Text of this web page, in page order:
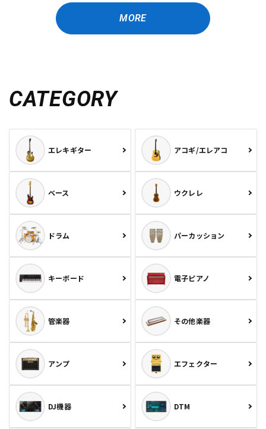
MORE
CATEGORY
エレキギター アコギ/エレアコ
ベース ウクレレ
ドラム パーカッション
キーボード 電子ピアノ
管楽器 その他楽器
アンプ エフェクター
DJ機器 DTM